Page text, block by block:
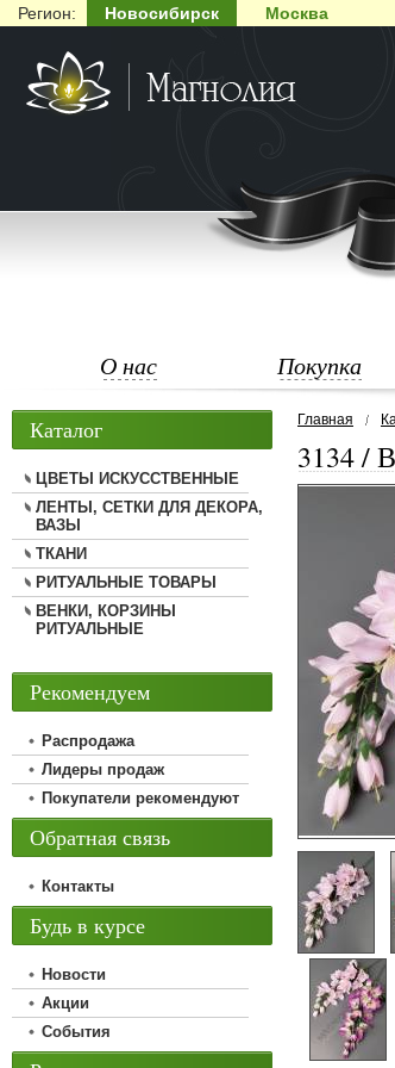
Регион: Новосибирск Москва
О нас Покупка
Главная
3134 /
Каталог
ЦВЕТЫ ИСКУССТВЕННЫЕ
ЛЕНТЫ, СЕТКИ ДЛЯ ДЕКОРА,
ВАЗЫ
ТКАНИ
РИТУАЛЬНЫЕ ТОВАРЫ
ВЕНКИ, КОРЗИНЫ
РИТУАЛЬНЫЕ
Рекомендуем
Распродажа
Лидеры продаж
Покупатели рекомендуют
Обратная связь
Контакты
Будь в курсе
Новости
Акции
События